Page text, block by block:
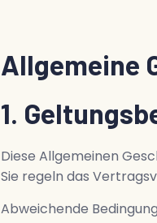
Allgemeine
1.
Diese Allgemeinen
Sie regeln das
Abweichende